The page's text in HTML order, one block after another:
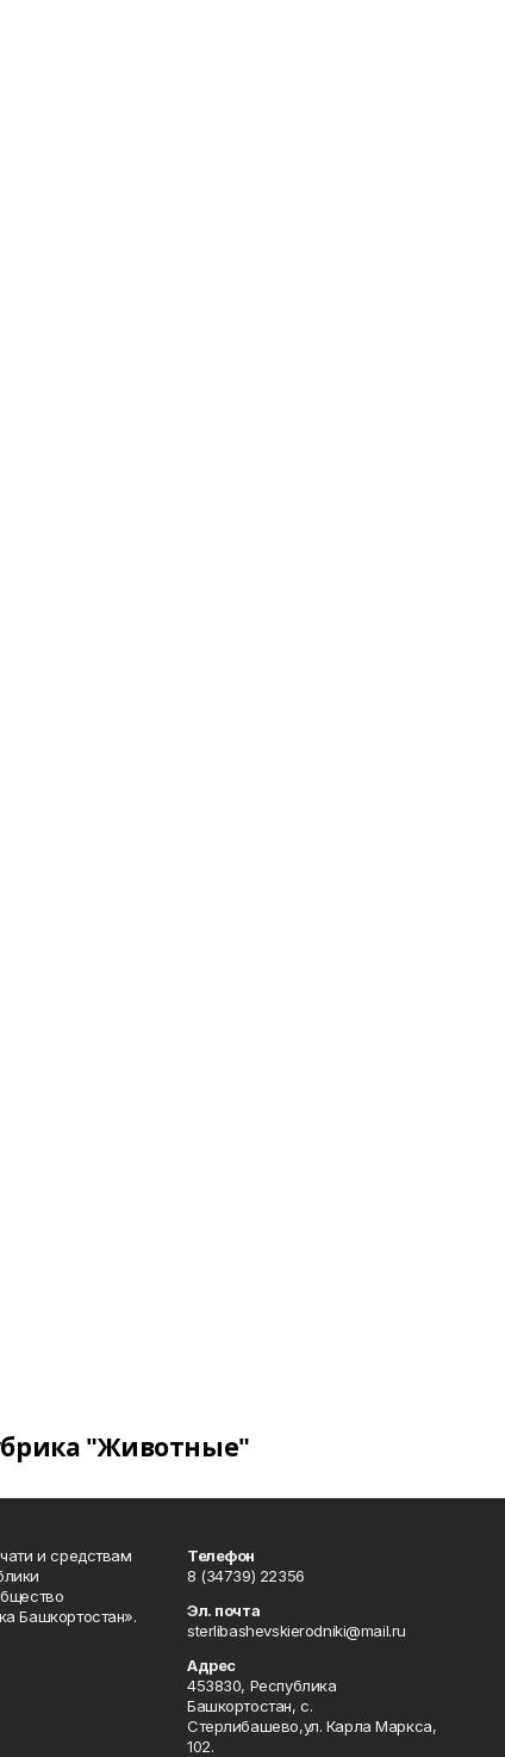
"Животные"
и средствам
Башкортостан».
Телефон
8 (34739) 22356
Эл. почта
sterlibashevskierodniki@mail.ru
Адрес
453830, Республика
Башкортостан, c.
Стерлибашево,ул. Карла Маркса,
102.